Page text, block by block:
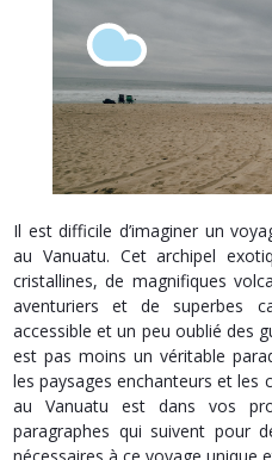
Il est difficile d’imaginer un
au Vanuatu. Cet archipel
cristallines, de magnifiques
aventuriers et de superbes
accessible et un peu oublié des
est pas moins un véritable
les paysages enchanteurs et les
au Vanuatu est dans vos
paragraphes qui suivent pour